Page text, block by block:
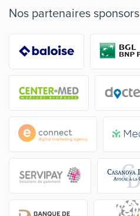
Nos partenaires sponsors